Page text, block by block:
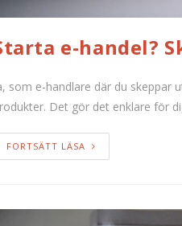
e-handel?
som e-handlare där du skeppar
Det gör det enklare för
FORTSÄTT LÄSA